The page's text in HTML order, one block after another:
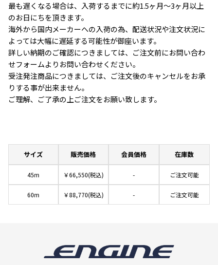
最も遅くなる場合は、入荷するまでに約1.5ヶ月〜3ヶ月以上
のお日にちを頂きます。
海外から国内メーカーへの入荷の為、配送状況や注文状況に
よっては大幅に遅延する可能性が御座います。
詳しい納期のご確認につきましては、ご注文前にお問い合わ
せフォームよりお問い合わせください。
受注発注商品につきましては、ご注文後のキャンセルをお承
りする事が出来ません。
ご理解、ご了承の上ご注文をお願い致します。
サイズ 販売価格 会員価格 在庫数
45m ￥66,550(税込) - ご注文可能
60m ￥88,770(税込) - ご注文可能